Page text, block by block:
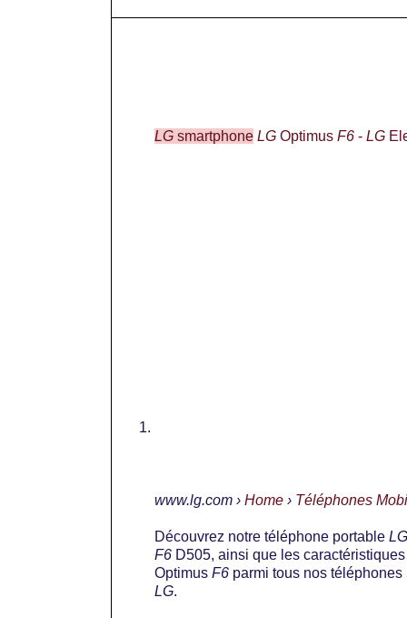
LGsmartphone LGOptimus F6- LG
www.lg.com › Home› Téléphones
Découvrez notre téléphone portable LG
F6D505, ainsi que les
Optimus F6parmi tous nos téléphones
LG.